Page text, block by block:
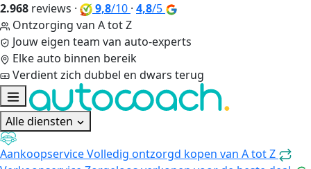
2.968 reviews · 9,8/10 · 4,8/5
Ontzorging van A tot Z
Jouw eigen team van auto-experts
Elke auto binnen bereik
Verdient zich dubbel en dwars terug
Alle diensten
AankoopserviceVolledig ontzorgd kopen van A tot Z